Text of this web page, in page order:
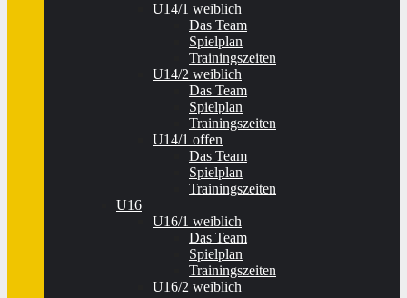
U14/1 weiblich
Das Team
Spielplan
Trainingszeiten
U14/2 weiblich
Das Team
Spielplan
Trainingszeiten
U14/1 offen
Das Team
Spielplan
Trainingszeiten
U16
U16/1 weiblich
Das Team
Spielplan
Trainingszeiten
U16/2 weiblich